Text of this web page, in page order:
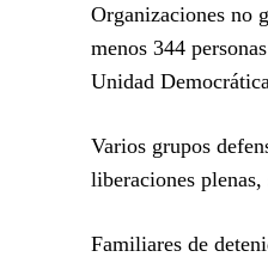
Organizaciones no
menos 344
Unidad
Varios grupos
liberaciones
Familiares de